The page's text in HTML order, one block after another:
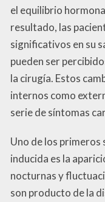
el equilibrio
resultado, las
significativos en su
pueden ser
la cirugía. Estos
internos como
serie de síntomas
Uno de los primeros
inducida es la
nocturnas y
son producto de la